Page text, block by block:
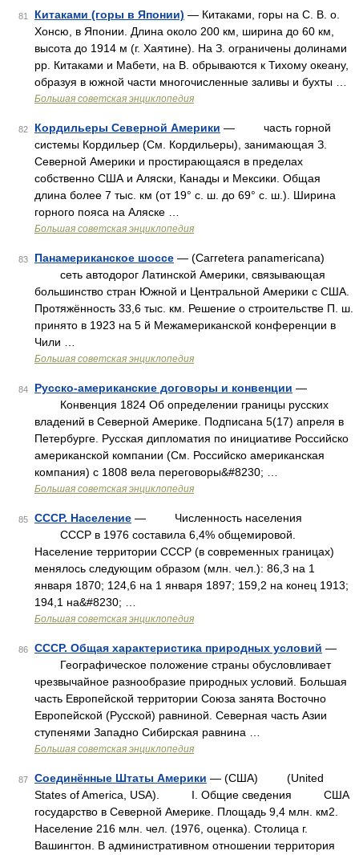
81 Китаками (горы в Японии) — Китаками, горы на С. В. о.
Хонсю, в Японии. Длина около 200 км, ширина до 60 км,
высота до 1914 м (г. Хаятине). На З. ограничены долинами
рр. Китаками и Мабети, на В. обрываются к Тихому океану,
образуя в южной части многочисленные заливы и бухты …
Большая советская энциклопедия
82 Кордильеры Северной Америки — часть горной
системы Кордильер (См. Кордильеры), занимающая З.
Северной Америки и простирающаяся в пределах
собственно США и Аляски, Канады и Мексики. Общая
длина более 7 тыс. км (от 19° с. ш. до 69° с. ш.). Ширина
горного пояса на Аляске …
Большая советская энциклопедия
83 Панамериканское шоссе — (Сагretera panamericana)
сеть автодорог Латинской Америки, связывающая
большинство стран Южной и Центральной Америки с США.
Протяжённость 33,6 тыс. км. Решение о строительстве П. ш.
принято в 1923 на 5 й Межамериканской конференции в
Чили …
Большая советская энциклопедия
84 Русско-американские договоры и конвенции —
Конвенция 1824 Об определении границы русских
владений в Северной Америке. Подписана 5(17) апреля в
Петербурге. Русская дипломатия по инициативе Российско
американской компании (См. Российско американская
компания) с 1808 вела переговоры&#8230; …
Большая советская энциклопедия
85 СССР. Население — Численность населения
СССР в 1976 составила 6,4% общемировой.
Население территории СССР (в современных границах)
менялось следующим образом (млн. чел.): 86,3 на 1
января 1870; 124,6 на 1 января 1897; 159,2 на конец 1913;
194,1 на&#8230; …
Большая советская энциклопедия
86 СССР. Общая характеристика природных условий —
Географическое положение страны обусловливает
чрезвычайное разнообразие природных условий. Большая
часть Европейской территории Союза занята Восточно
Европейской (Русской) равниной. Северная часть Азии
ступенями Западно Сибирская равнина …
Большая советская энциклопедия
87 Соединённые Штаты Америки — (США) (United
States of America, USA). I. Общие сведения США
государство в Северной Америке. Площадь 9,4 млн. км2.
Население 216 млн. чел. (1976, оценка). Столица г.
Вашингтон. В административном отношении территория